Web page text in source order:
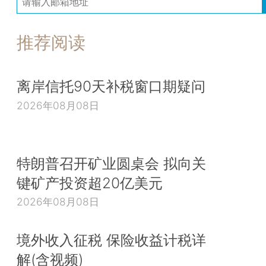
推荐阅读
离岸信托90天补税窗口期疑问
2026年08月08日
特朗普召开矿业圆桌会 拟向关
键矿产投资超20亿美元
2026年08月08日
境外收入征税 保险收益计税详
解(含视频)